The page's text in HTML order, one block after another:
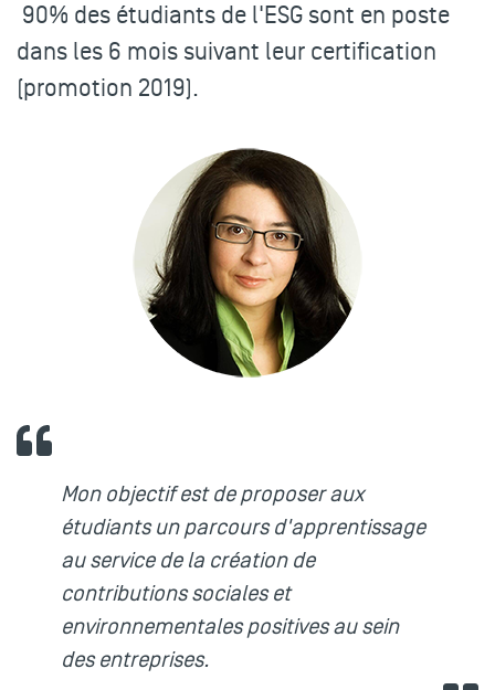
90% des étudiants de l'ESG sont en poste
dans les 6 mois suivant leur certification
(promotion 2019).
Mon objectif est de proposer aux
étudiants un parcours d'apprentissage
au service de la création de
contributions sociales et
environnementales positives au sein
des entreprises.